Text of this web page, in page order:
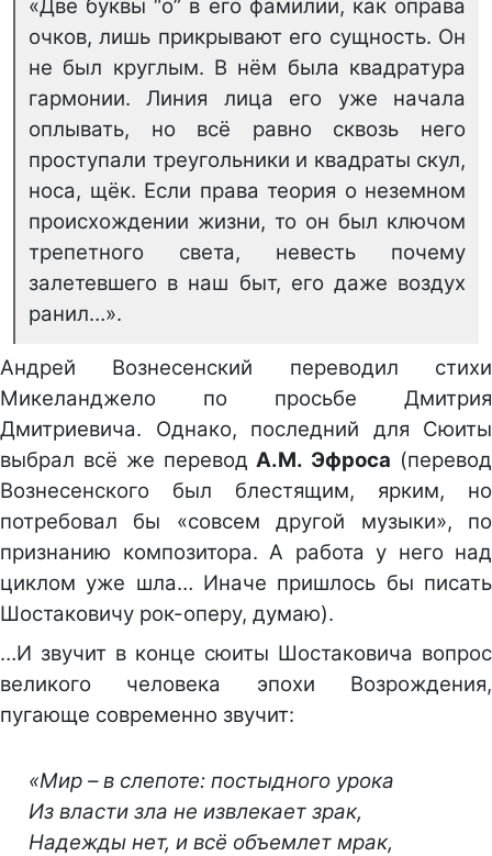
«Две буквы “о” в его фамилии, как оправа
очков, лишь прикрывают его сущность. Он
не был круглым. В нём была квадратура
гармонии. Линия лица его уже начала
оплывать, но всё равно сквозь него
проступали треугольники и квадраты скул,
носа, щёк. Если права теория о неземном
происхождении жизни, то он был ключом
трепетного света, невесть почему
залетевшего в наш быт, его даже воздух
ранил…».
Андрей Вознесенский переводил стихи
Микеланджело по просьбе Дмитрия
Дмитриевича. Однако, последний для Сюиты
выбрал всё же переводА.М. Эфроса (перевод
Вознесенского был блестящим, ярким, но
потребовал бы «совсем другой музыки», по
признанию композитора. А работа у него над
циклом уже шла… Иначе пришлось бы писать
Шостаковичу рок-оперу, думаю).
…И звучит в конце сюиты Шостаковича вопрос
великого человека эпохи Возрождения,
пугающе современно звучит:
«Мир – в слепоте: постыдного урока
Из власти зла не извлекает зрак,
Надежды нет, и всё объемлет мрак,